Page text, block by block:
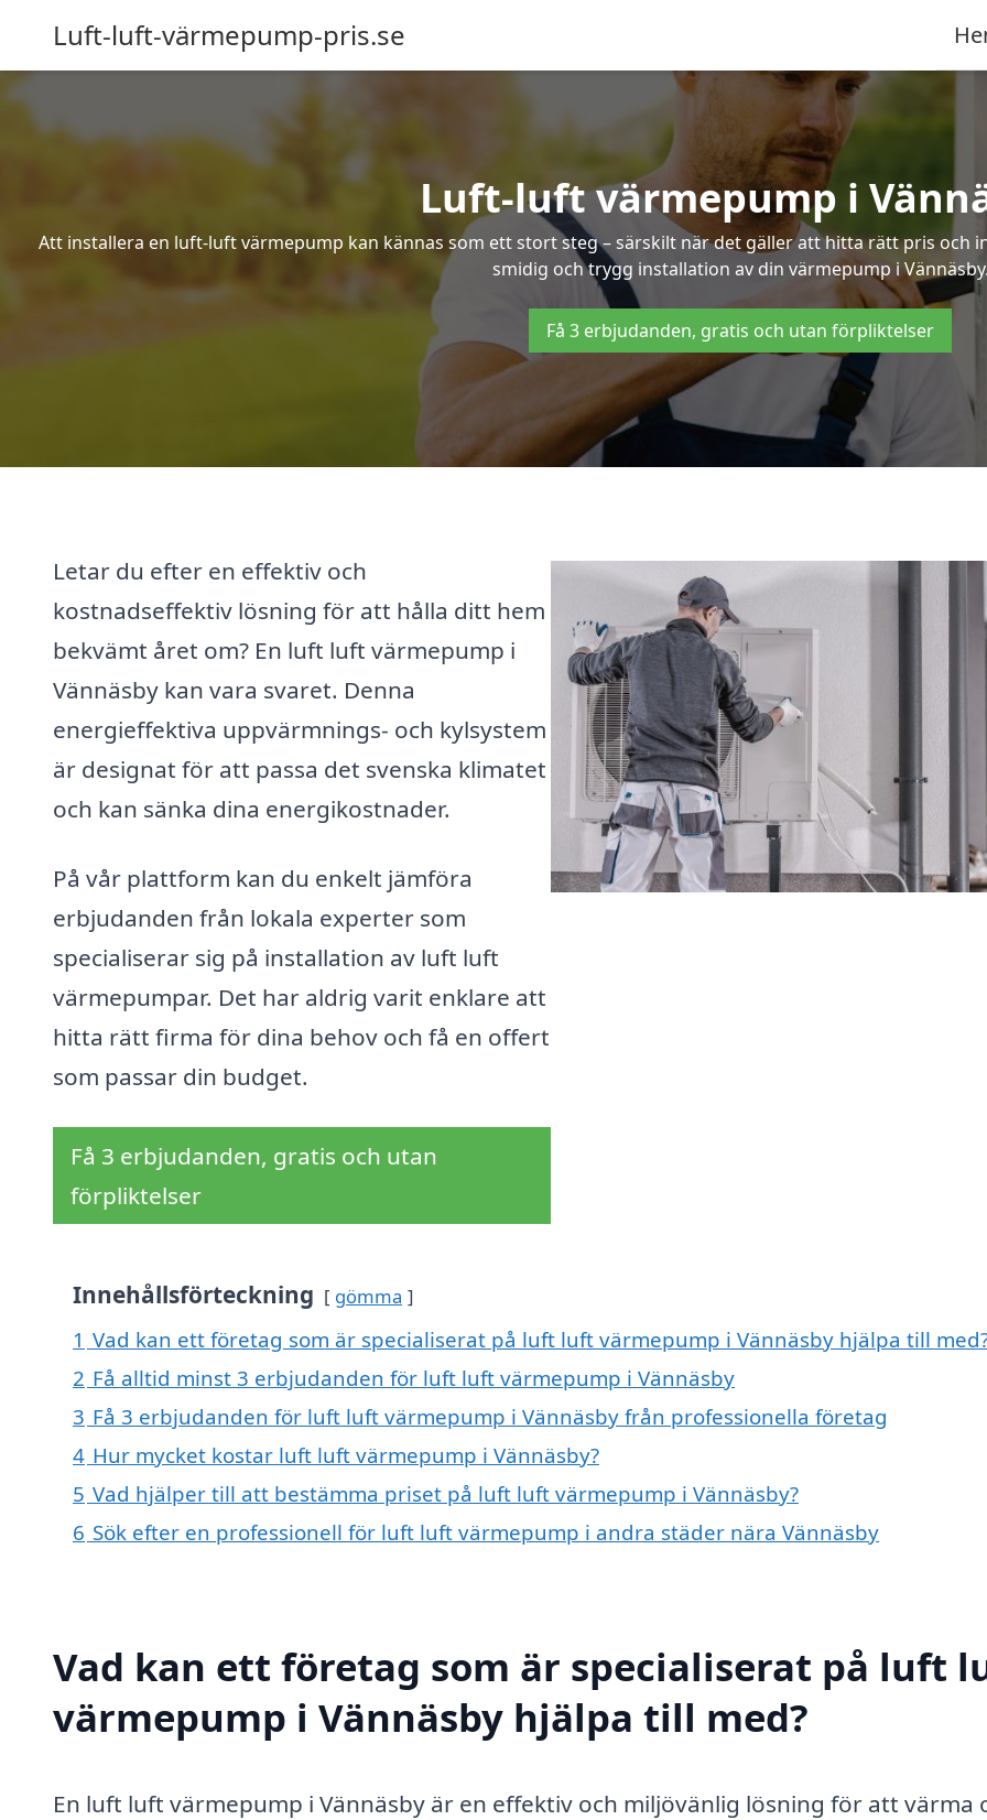
Luft-luft-värmepump-pris.se
Luft-luft värmepump i
Att installera en luft-luft värmepump kan kännas som ett stort steg – särskilt när det gäller att hitta rätt pris och
smidig och trygg installation av din värmepump i
Få 3 erbjudanden, gratis och utan förpliktelser
Letar du efter en effektiv och
kostnadseffektiv lösning för att hålla ditt hem
bekvämt året om? En luft luft värmepump i
Vännäsby kan vara svaret. Denna
energieffektiva uppvärmnings- och kylsystem
är designat för att passa det svenska klimatet
och kan sänka dina energikostnader.
På vår plattform kan du enkelt jämföra
erbjudanden från lokala experter som
specialiserar sig på installation av luft luft
värmepumpar. Det har aldrig varit enklare att
hitta rätt firma för dina behov och få en offert
som passar din budget.
Få 3 erbjudanden, gratis och utan
förpliktelser
Innehållsförteckning gömma
1 Vad kan ett företag som är specialiserat på luft luft värmepump i Vännäsby hjälpa till
2 Få alltid minst 3 erbjudanden för luft luft värmepump i Vännäsby
3 Få 3 erbjudanden för luft luft värmepump i Vännäsby från professionella företag
4 Hur mycket kostar luft luft värmepump i Vännäsby?
5 Vad hjälper till att bestämma priset på luft luft värmepump i Vännäsby?
6 Sök efter en professionell för luft luft värmepump i andra städer nära Vännäsby
Vad kan ett företag som är specialiserat på luft
värmepump i Vännäsby hjälpa till med?
En luft luft värmepump i Vännäsby är en effektiv och miljövänlig lösning för att värma